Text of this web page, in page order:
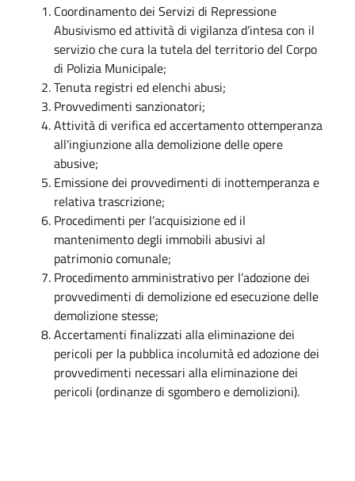
Coordinamento dei Servizi di Repressione
Abusivismo ed attività di vigilanza d’intesa con il
servizio che cura la tutela del territorio del Corpo
di Polizia Municipale;
Tenuta registri ed elenchi abusi;
Provvedimenti sanzionatori;
Attività di verifica ed accertamento ottemperanza
all'ingiunzione alla demolizione delle opere
abusive;
Emissione dei provvedimenti di inottemperanza e
relativa trascrizione;
Procedimenti per l’acquisizione ed il
mantenimento degli immobili abusivi al
patrimonio comunale;
Procedimento amministrativo per l’adozione dei
provvedimenti di demolizione ed esecuzione delle
demolizione stesse;
Accertamenti finalizzati alla eliminazione dei
pericoli per la pubblica incolumità ed adozione dei
provvedimenti necessari alla eliminazione dei
pericoli (ordinanze di sgombero e demolizioni).